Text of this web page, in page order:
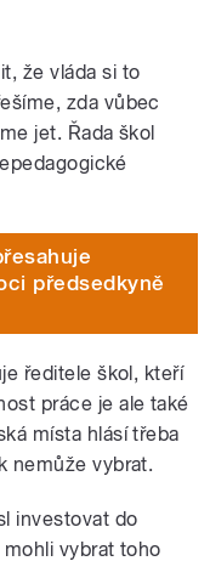
že vláda si to
zda vůbec
jet. Řada škol
předsedkyně
ředitele škol, kteří
práce je ale také
místa hlásí třeba
nemůže vybrat.
investovat do
vybrat toho